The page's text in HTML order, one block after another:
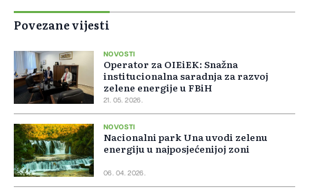
Povezane vijesti
NOVOSTI
Operator za OIEiEK: Snažna
institucionalna saradnja za razvoj
zelene energije u FBiH
21. 05. 2026.
NOVOSTI
Nacionalni park Una uvodi zelenu
energiju u najposjećenijoj zoni
06. 04. 2026.